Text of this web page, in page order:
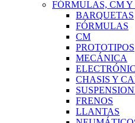
FÓRMULAS, CM
BARQUETAS
FÓRMULAS
CM
PROTOTIPOS
MECÁNICA
CHASIS Y
FRENOS
LLANTAS